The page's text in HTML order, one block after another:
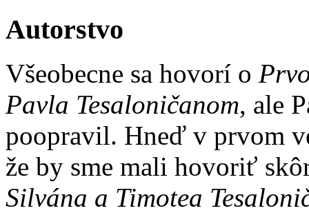
Autorstvo
Všeobecne sa hovorí o
Pavla Tesaloničanom, ale
poopravil. Hneď v prvom
že by sme mali hovoriť
Silvána a Timotea